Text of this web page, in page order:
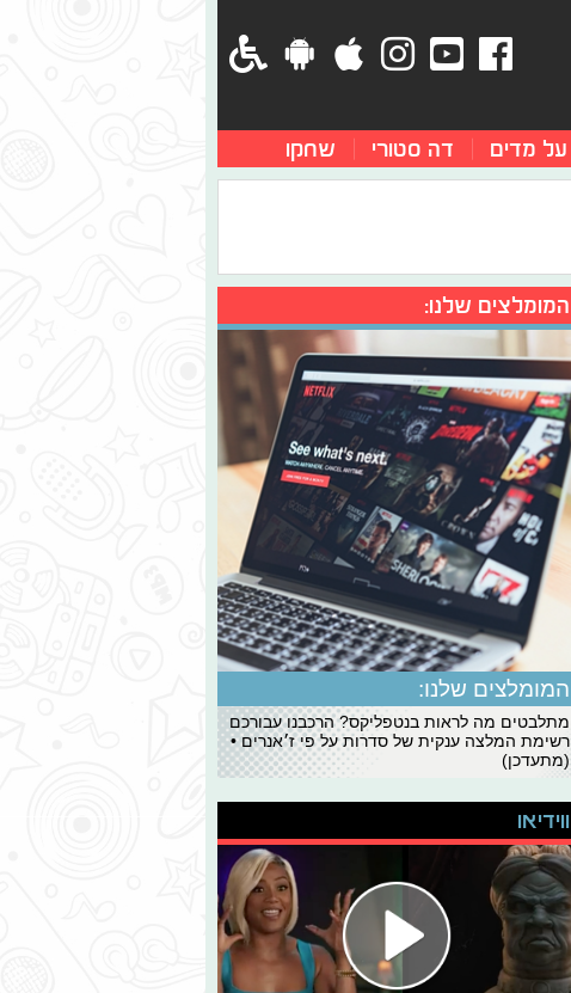
על מדים דה סטורי שחקו
המומלצים שלנו:
המומלצים שלנו:
מתלבטים מה לראות בנטפליקס? הרכבנו עבורכם
רשימת המלצה ענקית של סדרות על פי ז׳אנרים •
(מתעדכן)
ווידיאו